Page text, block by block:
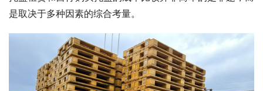
是取决于多种因素的综合考量。